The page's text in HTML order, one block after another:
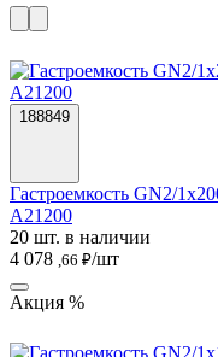
188849
Гастроемкость GN2/
A21200
20 шт. в наличии
4 078 ,66 ₽/шт
Акция %